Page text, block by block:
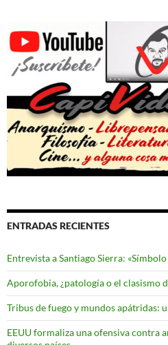
ENTRADAS RECIENTES
Entrevista a Santiago Sierra:
Aporofobia, ¿patología o el clasismo
Tribus de fuego y mundos apátridas:
EEUU formaliza una ofensiva contra